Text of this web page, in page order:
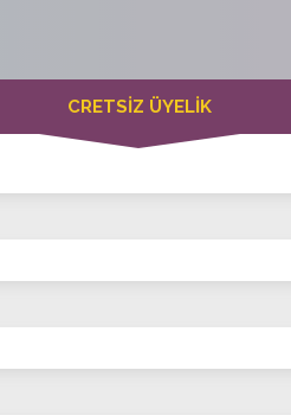
Online Erkekler(386)
CRETSİZ ÜYELİK